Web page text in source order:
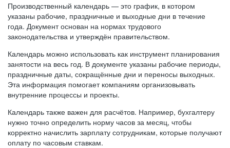
Производственный календарь — это график, в котором
указаны рабочие, праздничные и выходные дни в течение
года. Документ основан на нормах трудового
законодательства и утверждён правительством.
Календарь можно использовать как инструмент планирования
занятости на весь год. В документе указаны рабочие периоды,
праздничные даты, сокращённые дни и переносы выходных.
Эта информация помогает компаниям организовывать
внутренние процессы и проекты.
Календарь также важен для расчётов. Например, бухгалтеру
нужно точно определить норму часов за месяц, чтобы
корректно начислить зарплату сотрудникам, которые получают
оплату по часовым ставкам.